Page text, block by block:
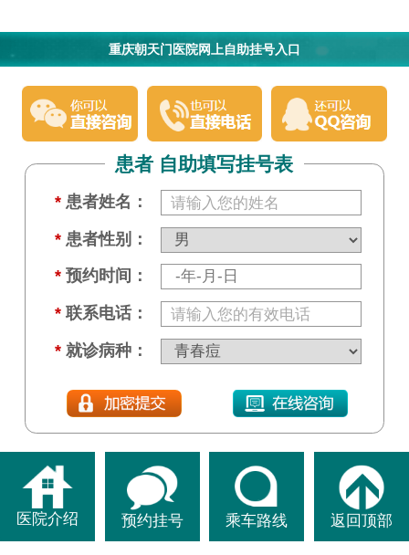
重庆朝天门医院网上自助挂号入口
患者 自助填写挂号表
* 患者姓名：
* 患者性别：
* 预约时间：
* 联系电话：
* 就诊病种：
医院介绍 预约挂号 乘车路线 返回顶部